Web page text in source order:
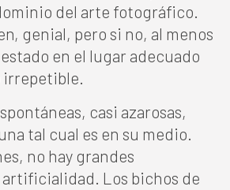
del arte fotográfico.
genial, pero si no, al menos
en el lugar adecuado
casi azarosas,
tal cual es en su medio.
no hay grandes
Los bichos de